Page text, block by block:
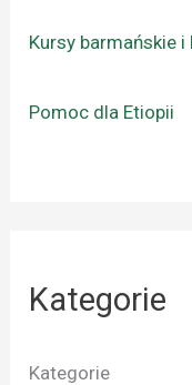
Kursy barmańskie i
Pomoc dla Etiopii
Kategorie
Kategorie